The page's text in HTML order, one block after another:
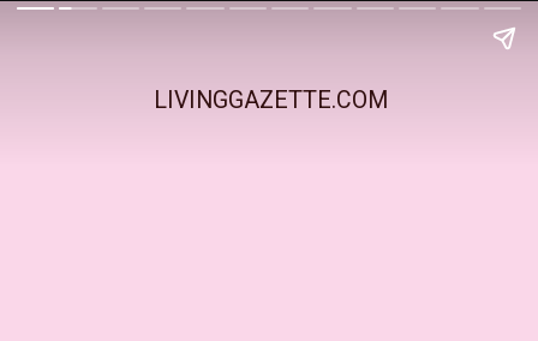
LIVINGGAZETTE.COM